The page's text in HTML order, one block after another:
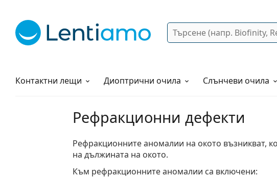
Търсене
Контактни лещи
Разтвори Диоптрични очила Слънчеви очила
Как да поръчам?
Рефракционни дефекти
Рефракционните аномалии на окото възникват,
на дължината на окото.
Към рефракционните аномалии са включени: